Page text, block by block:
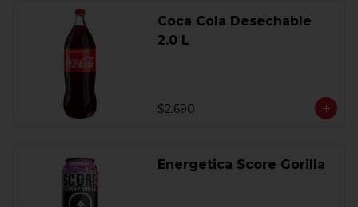
Coca Cola Desechable
2.0 L
$2.690
Energetica Score Gorilla